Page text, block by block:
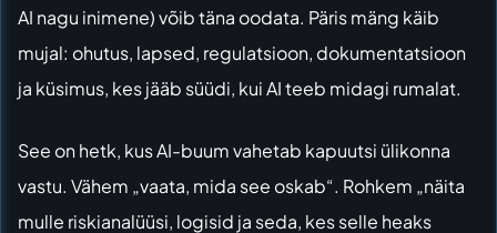
AI nagu inimene) võib täna oodata. Päris mäng käib
mujal: ohutus, lapsed, regulatsioon, dokumentatsioon
ja küsimus, kes jääb süüdi, kui AI teeb midagi rumalat.
See on hetk, kus AI-buum vahetab kapuutsi ülikonna
vastu. Vähem „vaata, mida see oskab“. Rohkem „näita
mulle riskianalüüsi, logisid ja seda, kes selle heaks